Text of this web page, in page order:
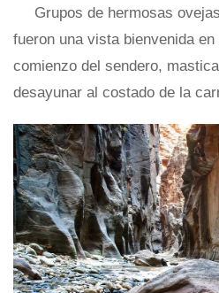
Grupos de hermosas
fueron una vista bienvenida
comienzo del sendero,
desayunar al costado de la